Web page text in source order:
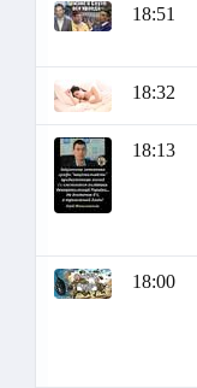
18:51
18:32
18:13
18:00